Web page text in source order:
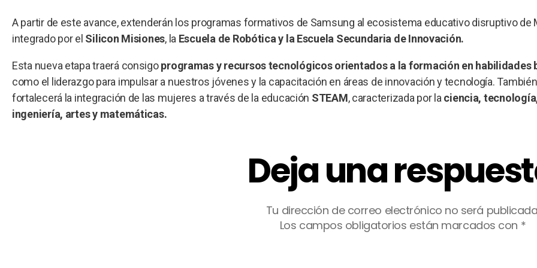
A partir de este avance, extenderán los programas formativos de Samsung al ecosistema educativo disruptivo de
integrado por el Silicon Misiones, la Escuela de Robótica y la Escuela Secundaria de Innovación.
Esta nueva etapa traerá consigoprogramas y recursos tecnológicos orientados a la formación en habilidades
como el liderazgo para impulsar a nuestros jóvenes y la capacitación en áreas de innovación y tecnología.
fortalecerá la integración de las mujeres a través de la educación STEAM, caracterizada por la ciencia,
ingeniería, artes y matemáticas.
Deja una
Tu dirección de correo electrónico no será
Los campos obligatorios están marcados con *